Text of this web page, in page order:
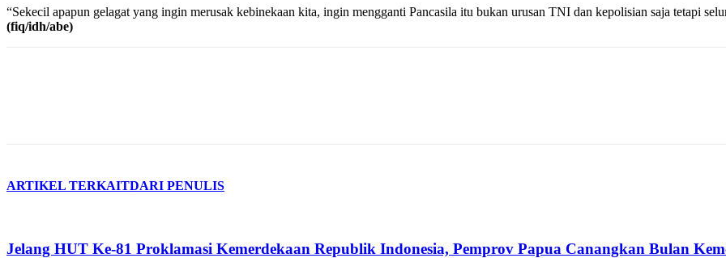
“Sekecil apapun gelagat yang ingin merusak kebinekaan kita, ingin mengganti Pancasila itu bukan urusan TNI dan kepolisian saja tetapi
(fiq/idh/abe)
ARTIKEL TERKAITDARI PENULIS
Jelang HUT Ke-81 Proklamasi Kemerdekaan Republik Indonesia, Pemprov Papua Canangkan Bulan